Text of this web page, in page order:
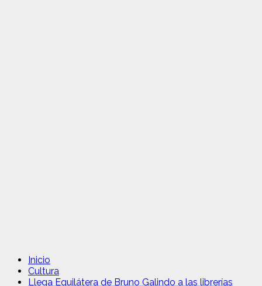
Inicio
Cultura
Llega Equilátera de Bruno Galindo a las librerías